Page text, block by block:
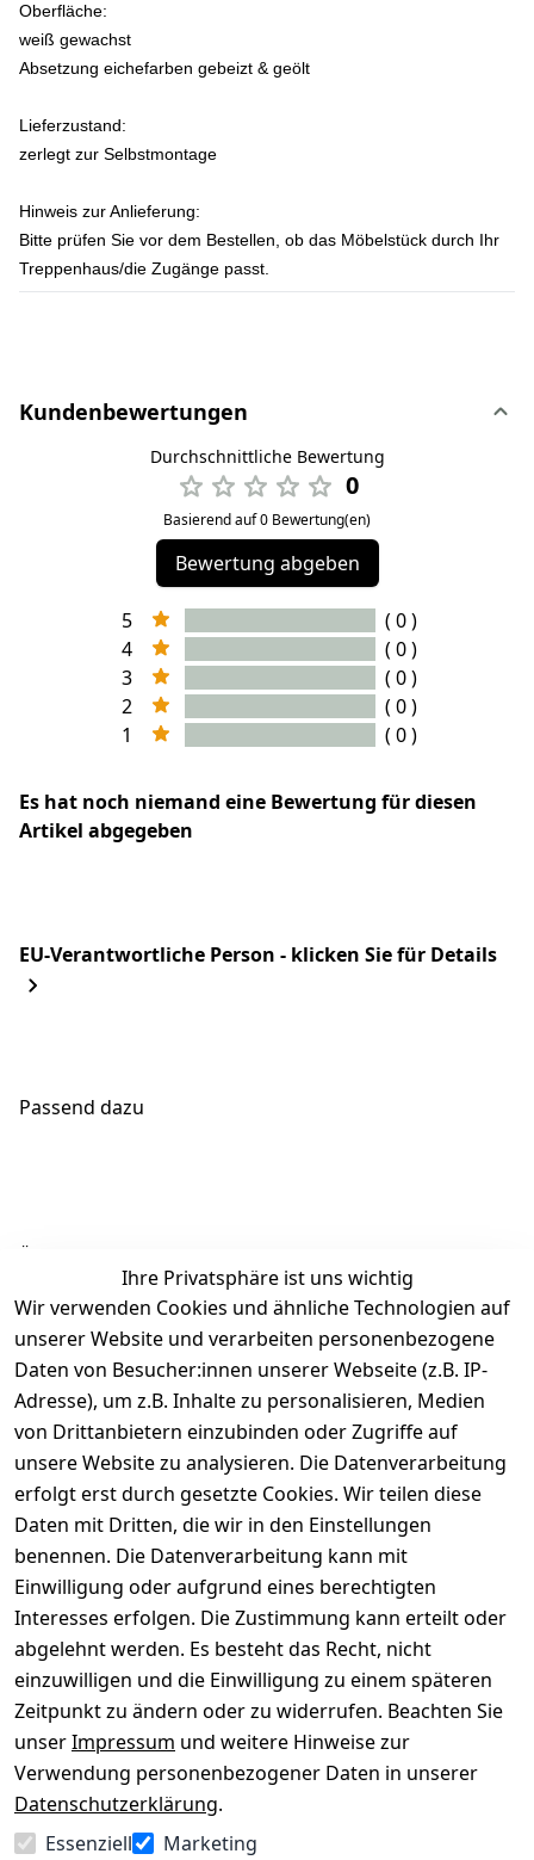
Oberfläche:
weiß gewachst
Absetzung eichefarben gebeizt & geölt
Lieferzustand:
zerlegt zur Selbstmontage
Hinweis zur Anlieferung:
Bitte prüfen Sie vor dem Bestellen, ob das Möbelstück durch Ihr
Treppenhaus/die Zugänge passt.
Kundenbewertungen
Durchschnittliche Bewertung
0
Basierend auf 0 Bewertung(en)
Bewertung abgeben
5
( 0 )
4
( 0 )
3
( 0 )
2
( 0 )
1
( 0 )
Es hat noch niemand eine Bewertung für diesen
Artikel abgegeben
EU-Verantwortliche Person - klicken Sie für Details
Passend dazu
Ähnliche Produkte
Ihre Privatsphäre ist uns wichtig
Wir verwenden Cookies und ähnliche Technologien auf
unserer Website und verarbeiten personenbezogene
Daten von Besucher:innen unserer Webseite (z.B. IP-
Adresse), um z.B. Inhalte zu personalisieren, Medien
von Drittanbietern einzubinden oder Zugriffe auf
unsere Website zu analysieren. Die Datenverarbeitung
erfolgt erst durch gesetzte Cookies. Wir teilen diese
Daten mit Dritten, die wir in den Einstellungen
benennen. Die Datenverarbeitung kann mit
Einwilligung oder aufgrund eines berechtigten
Interesses erfolgen. Die Zustimmung kann erteilt oder
abgelehnt werden. Es besteht das Recht, nicht
einzuwilligen und die Einwilligung zu einem späteren
Zeitpunkt zu ändern oder zu widerrufen. Beachten Sie
unserImpressum und weitere Hinweise zur
Verwendung personenbezogener Daten in unserer
Datenschutzerklärung.
Essenziell
Marketing
Rechtliches
AGB
Impressum
Datenschutze
rklärung
Barrierefreihe
itserklärung
Widerrufsrec
ht
Über uns
Kontakt
Registrieren
Kataloge zum
Download
Pflege &
Kundendienst
Kiefermöbel
Hilfe
Wir
versenden
mit
Zahle
bequem per
Vertrag